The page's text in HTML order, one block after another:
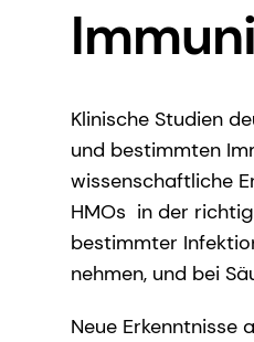
Klinische Studien
und bestimmten
wissenschaftliche
HMOs in der
bestimmter
nehmen, und bei
Neue Erkenntnisse